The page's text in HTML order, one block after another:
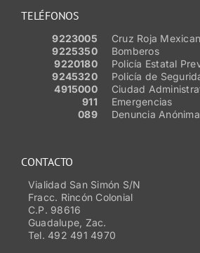
TELÉFONOS
9223005
Cruz Roja
9225350
Bomberos
9220180
Policía Estatal
9245320
Policía de
4915000
Ciudad
911
Emergencias
089
Denuncia Anónima
CONTACTO
Vialidad San Simón S/N
Fracc. Rincón Colonial
C.P. 98616
Guadalupe, Zac.
Tel. 492 491 4970